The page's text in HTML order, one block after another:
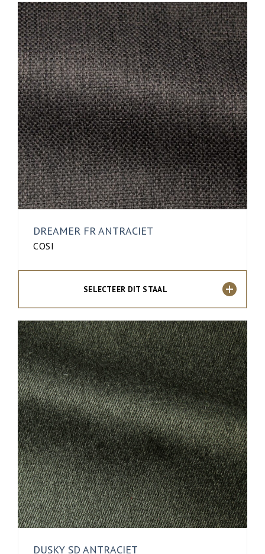
DREAMER FR ANTRACIET
COSI
SELECTEER DIT STAAL
DUSKY SD ANTRACIET